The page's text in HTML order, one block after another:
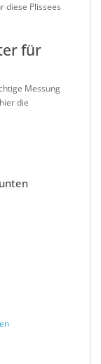
diese Plissees
für
Messung
die